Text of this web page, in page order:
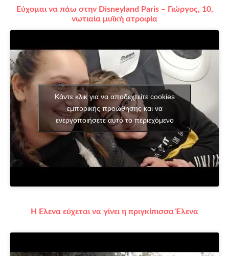
Εύχομαι να πάω στην Disneyland Paris – Γιώργος, 10,
νωτιαία μυϊκή ατροφία
Κάντε κλικ για να αποδεχτείτε cookies
εμπορικής προώθησης και να
ενεργοποιήσετε αυτό το περιεχόμενο
Η Έλενα εύχεται να γίνει η πριγκίπισσα Έλενα